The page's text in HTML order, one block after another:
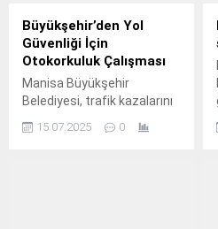
Büyükşehir’den Yol
Güvenliği İçin
Otokorkuluk Çalışması
Manisa Büyükşehir
Belediyesi, trafik kazalarını
sıra yayaların güvenliğini
15.07.2025 0